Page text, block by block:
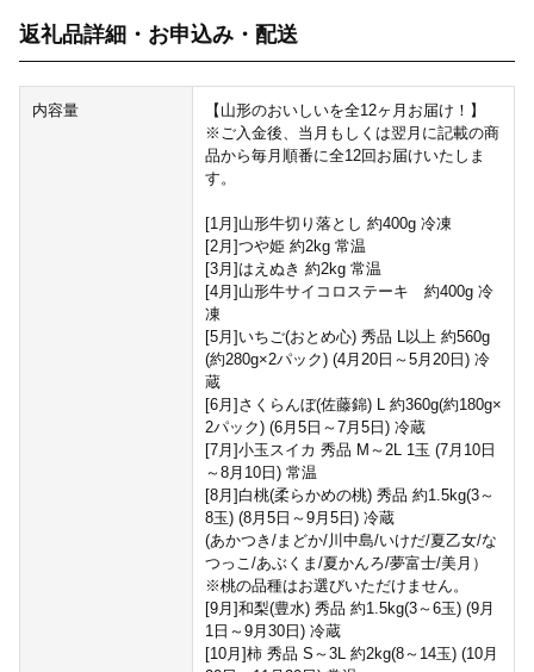
返礼品詳細・お申込み・配送
内容量
【山形のおいしいを全12ヶ月お届け！】
※ご入金後、当月もしくは翌月に記載の商
品から毎月順番に全12回お届けいたしま
す。
[1月]山形牛切り落とし 約400g 冷凍
[2月]つや姫 約2kg 常温
[3月]はえぬき 約2kg 常温
[4月]山形牛サイコロステーキ 約400g 冷
凍
[5月]いちご(おとめ心) 秀品 L以上 約560g
(約280g×2パック) (4月20日～5月20日) 冷
蔵
[6月]さくらんぼ(佐藤錦) L 約360g(約180g×
2パック) (6月5日～7月5日) 冷蔵
[7月]小玉スイカ 秀品 M～2L 1玉 (7月10日
～8月10日) 常温
[8月]白桃(柔らかめの桃) 秀品 約1.5kg(3～
8玉) (8月5日～9月5日) 冷蔵
(あかつき/まどか/川中島/いけだ/夏乙女/な
つっこ/あぶくま/夏かんろ/夢富士/美月）
※桃の品種はお選びいただけません。
[9月]和梨(豊水) 秀品 約1.5kg(3～6玉) (9月
1日～9月30日) 冷蔵
[10月]柿 秀品 S～3L 約2kg(8～14玉) (10月